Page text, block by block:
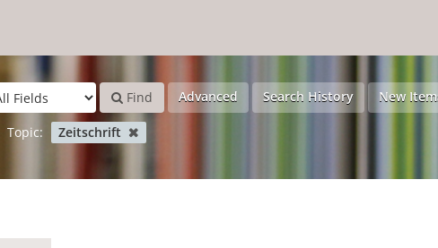
Find Advanced Search History New
Topic: Zeitschrift